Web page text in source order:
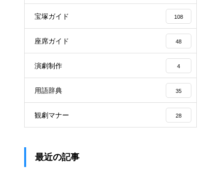
宝塚ガイド 108
座席ガイド 48
演劇制作 4
用語辞典 35
観劇マナー 28
最近の記事